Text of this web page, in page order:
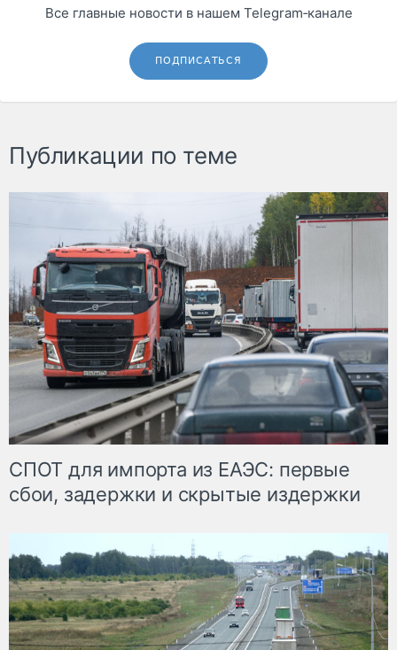
Все главные новости в нашем Telegram‑канале
ПОДПИСАТЬСЯ
Публикации по теме
СПОТ для импорта из ЕАЭС: первые
сбои, задержки и скрытые издержки